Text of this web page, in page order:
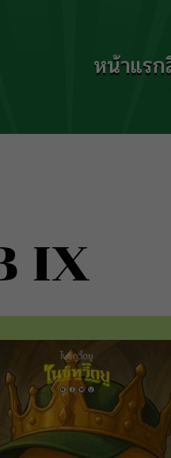
หน้าแรก
IX